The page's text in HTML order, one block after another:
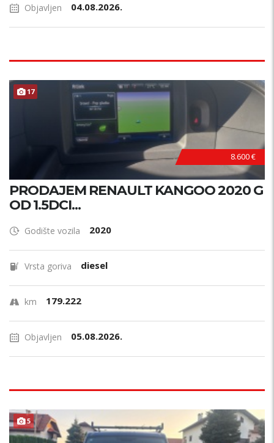
Objavljen 04.08.2026.
17
8.600 €
PRODAJEM RENAULT KANGOO 2020 G
OD 1.5DCI...
Godište vozila 2020
Vrsta goriva diesel
km 179.222
Objavljen 05.08.2026.
5